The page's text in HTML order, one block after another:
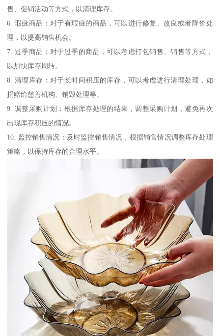
售、促销活动等方式，以清理库存。
6. 瑕疵商品：对于有瑕疵的商品，可以进行修复、改良或者降价处
理，以提高销售机会。
7. 过季商品：对于过季的商品，可以考虑打包销售、销售等方式，
以加快库存周转。
8. 清理库存：对于长时间积压的库存，可以考虑进行清理处理，如
捐赠给慈善机构、销毁处理等。
9. 调整采购计划：根据库存处理的结果，调整采购计划，避免再次
出现库存积压的情况。
10. 监控销售情况：及时监控销售情况，根据销售情况调整库存处理
策略，以保持库存的合理水平。